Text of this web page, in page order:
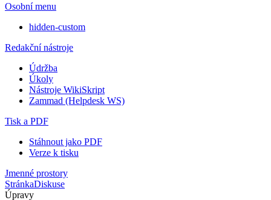
Osobní menu
hidden-custom
Redakční nástroje
Údržba
Úkoly
Nástroje WikiSkript
Zammad (Helpdesk WS)
Tisk a PDF
Stáhnout jako PDF
Verze k tisku
Jmenné prostory
StránkaDiskuse
Úpravy